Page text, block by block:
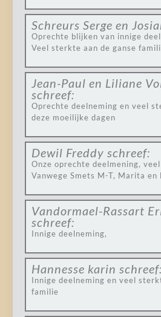
Schreurs Serge en
Oprechte blijken van innige
Veel sterkte aan de ganse
Jean-Paul en Liliane
schreef:
Oprechte deelneming en veel
deze moeilijke dagen
Dewil Freddy schreef:
Onze oprechte deelmening,
Vanwege Smets M-T, Marita en
Vandormael-Rassart
schreef:
Innige deelneming,
Hannesse karin schreef:
Innige deelneming en veel
familie